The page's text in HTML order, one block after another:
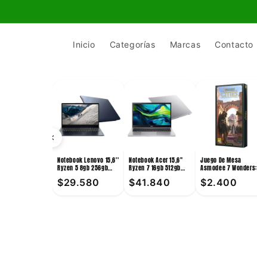
al contenido
Inicio Categorías Marcas Contacto
Notebook Lenovo 15,6''
Ryzen 5 8gb 256gb
$29.580
Notebook Acer 15,6''
Ryzen 7 16gb 512gb
$41.840
Juego De Mesa
Asmodee 7 Wonders:
$2.400